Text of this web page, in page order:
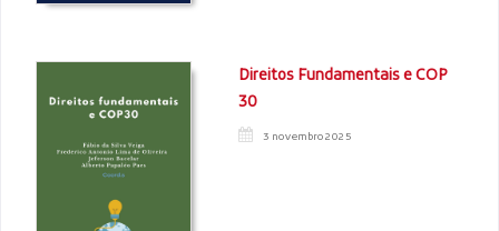
Direitos Fundamentais e COP
30
3 novembro 2025